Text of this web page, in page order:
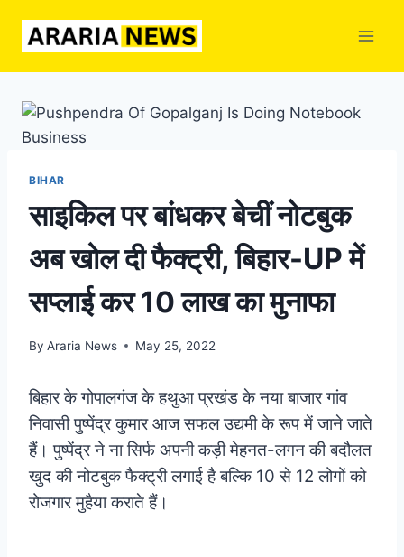
BIHAR
साइकिल पर बांधकर बेचीं नोटबुक
अब खोल दी फैक्ट्री, बिहार-UP में
सप्लाई कर 10 लाख का मुनाफा
By Araria News May 25, 2022
बिहार के गोपालगंज के हथुआ प्रखंड के नया बाजार गांव
निवासी पुष्पेंद्र कुमार आज सफल उद्यमी के रूप में जाने जाते
हैं। पुष्पेंद्र ने ना सिर्फ अपनी कड़ी मेहनत-लगन की बदौलत
खुद की नोटबुक फैक्ट्री लगाई है बल्कि 10 से 12 लोगों को
रोजगार मुहैया कराते हैं।